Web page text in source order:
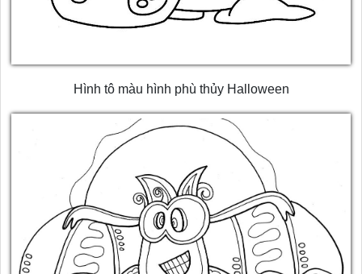
Hình tô màu hình phù thủy Halloween